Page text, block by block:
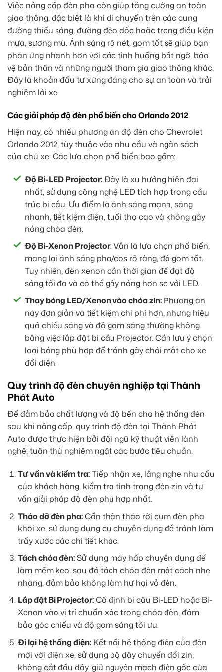
Việc nâng cấp đèn pha còn giúp tăng cường an toàn
giao thông, đặc biệt là khi di chuyển trên các cung
đường thiếu sáng, đường đèo dốc hoặc trong điều kiện
mưa, sương mù. Ánh sáng rõ nét, gom tốt sẽ giúp bạn
phản ứng nhanh hơn với các tình huống bất ngờ, bảo
vệ bản thân và những người tham gia giao thông khác.
Đây là khoản đầu tư xứng đáng cho sự an toàn và trải
nghiệm lái xe.
Các giải pháp độ đèn phổ biến cho Orlando 2012
Hiện nay, có nhiều phương án độ đèn cho Chevrolet
Orlando 2012, tùy thuộc vào nhu cầu và ngân sách
của chủ xe. Các lựa chọn phổ biến bao gồm:
Độ Bi-LED Projector:Đây là xu hướng hiện đại
nhất, sử dụng công nghệ LED tích hợp trong cấu
trúc bi cầu. Ưu điểm là ánh sáng mạnh, sáng
nhanh, tiết kiệm điện, tuổi thọ cao và không gây
nóng chóa đèn.
Độ Bi-Xenon Projector:Vẫn là lựa chọn phổ biến,
mang lại ánh sáng pha/cos rõ ràng, độ gom tốt.
Tuy nhiên, đèn xenon cần thời gian để đạt độ
sáng tối đa và có thể gây nóng hơn so với LED.
Thay bóng LED/Xenon vào chóa zin: Phương án
này đơn giản và tiết kiệm chi phí hơn, nhưng hiệu
quả chiếu sáng và độ gom sáng thường không
bằng việc lắp đặt bi cầu Projector. Cần lưu ý chọn
loại bóng phù hợp để tránh gây chói mắt cho xe
đối diện.
Quy trình độ đèn chuyên nghiệp tại Thành
Phát Auto
Để đảm bảo chất lượng và độ bền cho hệ thống đèn
sau khi nâng cấp, quy trình độ đèn tại Thành Phát
Auto được thực hiện bởi đội ngũ kỹ thuật viên lành
nghề, tuân thủ nghiêm ngặt các bước tiêu chuẩn:
Tư vấn và kiểm tra:Tiếp nhận xe, lắng nghe nhu cầu
của khách hàng, kiểm tra tình trạng đèn zin và tư
vấn giải pháp độ đèn phù hợp nhất.
Tháo dỡ đèn pha:Cẩn thận tháo rời cụm đèn pha
khỏi xe, sử dụng dụng cụ chuyên dụng để tránh làm
trầy xước các chi tiết khác.
Tách chóa đèn:Sử dụng máy hấp chuyên dụng để
làm mềm keo, sau đó tách chóa đèn một cách nhẹ
nhàng, đảm bảo không làm hư hại vỏ đèn.
Lắp đặt Bi Projector:Cố định bi cầu Bi-LED hoặc Bi-
Xenon vào vị trí chuẩn xác trong chóa đèn, đảm
bảo góc chiếu và độ gom sáng tối ưu.
Đi lại hệ thống điện:Kết nối hệ thống điện của đèn
mới với điện xe, sử dụng bộ dây chuyển đổi zin,
không cắt đấu dây, giữ nguyên mạch điện gốc của